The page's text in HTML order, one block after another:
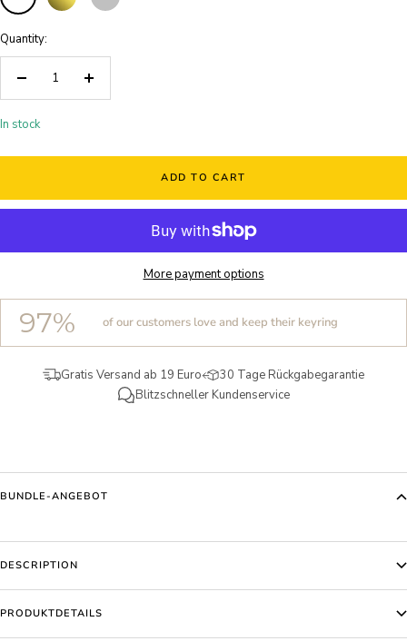
gold
Quantity:
Decrease
Increase
In stock
ADD TO CART
More payment options
97% of our customers love and keep their keyring
Gratis Versand ab 19 Euro
30 Tage Rückgabegarantie
Blitzschneller Kundenservice
BUNDLE-ANGEBOT
DESCRIPTION
PRODUKTDETAILS